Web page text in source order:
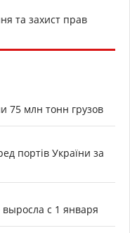
та захист прав
75 млн тонн грузов
портів України за
с 1 января